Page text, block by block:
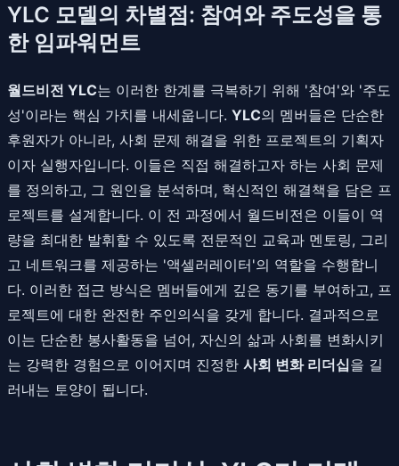
YLC 모델의 차별점: 참여와 주도성을 통
한 임파워먼트
월드비전 YLC는 이러한 한계를 극복하기 위해 '참여'와 '주도
성'이라는 핵심 가치를 내세웁니다. YLC의 멤버들은 단순한
후원자가 아니라, 사회 문제 해결을 위한 프로젝트의 기획자
이자 실행자입니다. 이들은 직접 해결하고자 하는 사회 문제
를 정의하고, 그 원인을 분석하며, 혁신적인 해결책을 담은 프
로젝트를 설계합니다. 이 전 과정에서 월드비전은 이들이 역
량을 최대한 발휘할 수 있도록 전문적인 교육과 멘토링, 그리
고 네트워크를 제공하는 '액셀러레이터'의 역할을 수행합니
다. 이러한 접근 방식은 멤버들에게 깊은 동기를 부여하고, 프
로젝트에 대한 완전한 주인의식을 갖게 합니다. 결과적으로
이는 단순한 봉사활동을 넘어, 자신의 삶과 사회를 변화시키
는 강력한 경험으로 이어지며 진정한 사회 변화 리더십을 길
러내는 토양이 됩니다.